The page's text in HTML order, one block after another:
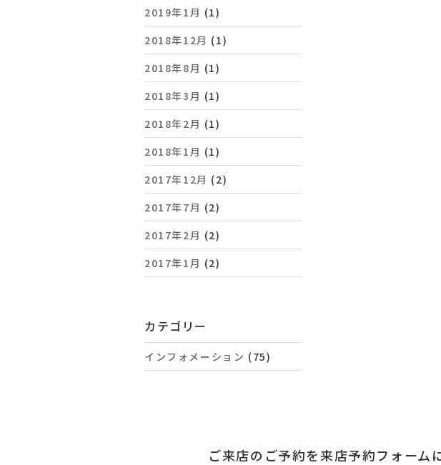
2019年1月 (1)
2018年12月 (1)
2018年8月 (1)
2018年3月 (1)
2018年2月 (1)
2018年1月 (1)
2017年12月 (2)
2017年7月 (2)
2017年2月 (2)
2017年1月 (2)
カテゴリー
インフォメーション (75)
ご来店のご予約を来店予約フォーム